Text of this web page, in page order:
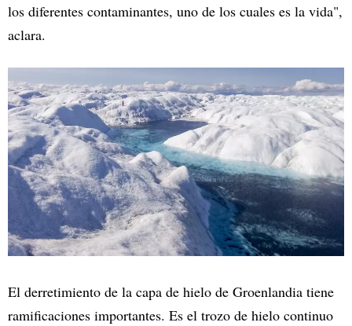
los diferentes contaminantes, uno de los cuales es la vida",
aclara.
El derretimiento de la capa de hielo de Groenlandia tiene
ramificaciones importantes. Es el trozo de hielo continuo